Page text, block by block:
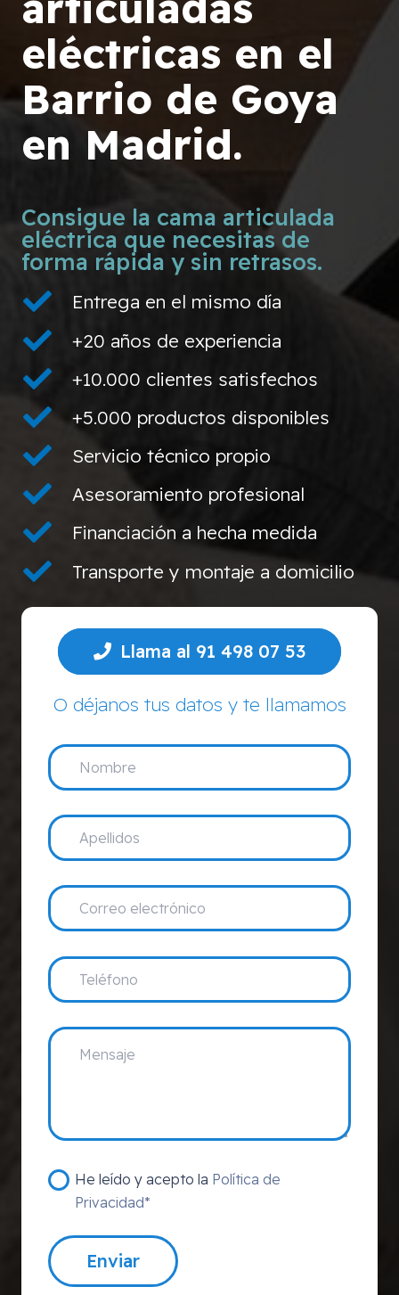
eléctricas en el
Barrio de Goya
en Madrid.
Consigue la cama articulada
eléctrica que necesitas de
forma rápida y sin retrasos.
Entrega en el mismo día
+20 años de experiencia
+10.000 clientes satisfechos
+5.000 productos disponibles
Servicio técnico propio
Asesoramiento profesional
Financiación a hecha medida
Transporte y montaje a domicilio
Llama al 91 498 07 53
O déjanos tus datos y te llamamos
He leído y acepto la Política de
Privacidad*